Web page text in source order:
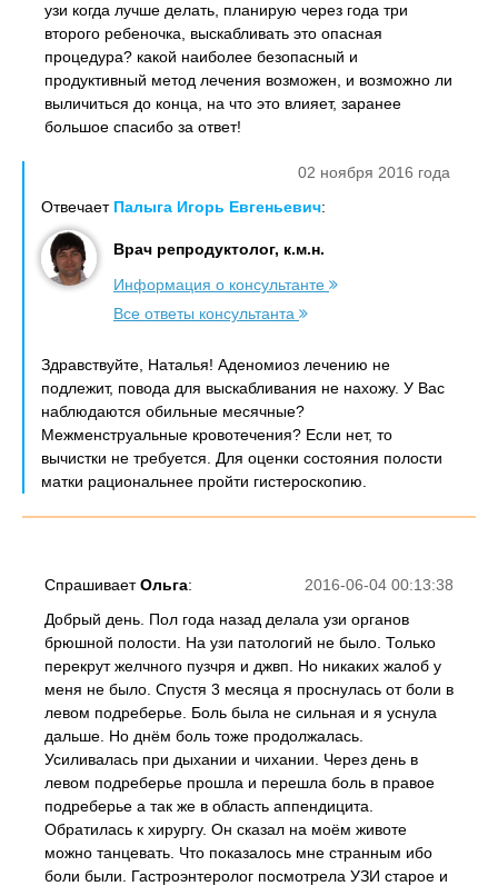
узи когда лучше делать, планирую через года три
второго ребеночка, выскабливать это опасная
процедура? какой наиболее безопасный и
продуктивный метод лечения возможен, и возможно ли
выличиться до конца, на что это влияет, заранее
большое спасибо за ответ!
02 ноября 2016 года
Отвечает Палыга Игорь Евгеньевич:
Врач репродуктолог, к.м.н.
Информация о консультанте
Все ответы консультанта
Здравствуйте, Наталья! Аденомиоз лечению не
подлежит, повода для выскабливания не нахожу. У Вас
наблюдаются обильные месячные?
Межменструальные кровотечения? Если нет, то
вычистки не требуется. Для оценки состояния полости
матки рациональнее пройти гистероскопию.
2016-06-04 00:13:38
СпрашиваетОльга:
Добрый день. Пол года назад делала узи органов
брюшной полости. На узи патологий не было. Только
перекрут желчного пузчря и джвп. Но никаких жалоб у
меня не было. Спустя 3 месяца я проснулась от боли в
левом подреберье. Боль была не сильная и я уснула
дальше. Но днём боль тоже продолжалась.
Усиливалась при дыхании и чихании. Через день в
левом подреберье прошла и перешла боль в правое
подреберье а так же в область аппендицита.
Обратилась к хирургу. Он сказал на моём животе
можно танцевать. Что показалось мне странным ибо
боли были. Гастроэнтеролог посмотрела УЗИ старое и